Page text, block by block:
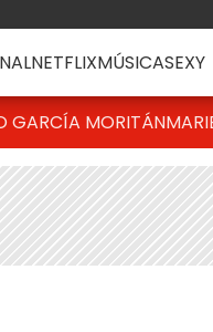
NETFLIXMÚSICASEXY
GARCÍA MORITÁN